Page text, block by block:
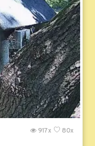
80x
917x